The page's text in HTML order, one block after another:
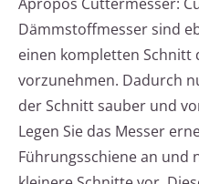
Dämmstoffmesser sind
einen kompletten Schnitt
vorzunehmen. Dadurch
der Schnitt sauber und
Legen Sie das Messer
Führungsschiene an und